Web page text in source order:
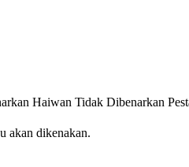
Haiwan Tidak Dibenarkan
akan dikenakan.